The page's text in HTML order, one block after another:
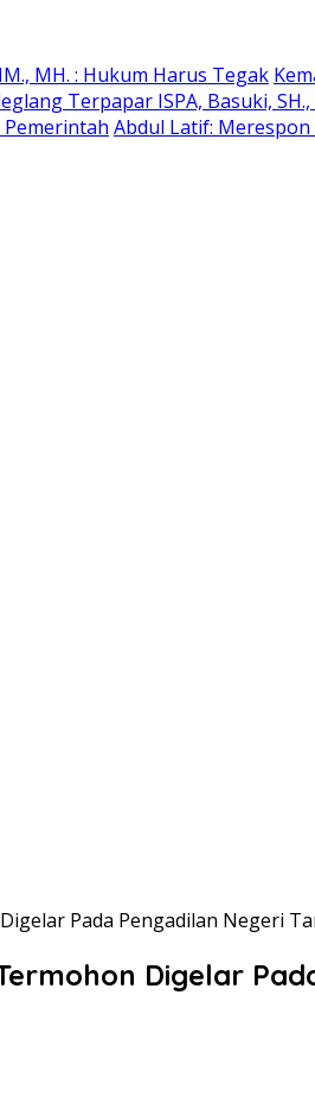
MH. : Hukum Harus Tegak
Terpapar ISPA, Basuki,
Pemerintah Abdul Latif:
Pada Pengadilan Negeri
Digelar